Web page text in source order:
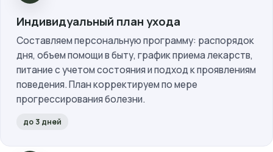
Индивидуальный план ухода
Составляем персональную программу: распорядок
дня, объем помощи в быту, график приема лекарств,
питание с учетом состояния и подход к проявлениям
поведения. План корректируем по мере
прогрессирования болезни.
до 3 дней